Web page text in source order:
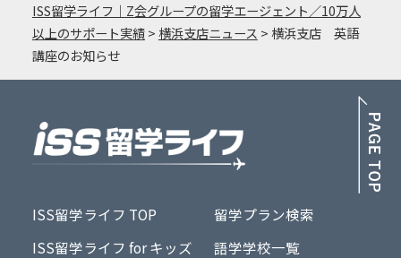
ISS留学ライフ｜Z会グループの留学エージェント／10万人
以上のサポート実績>横浜支店ニュース >横浜支店 英語
講座のお知らせ
ISS留学ライフ TOP
ISS留学ライフ for キッズ
留学プラン検索
語学学校一覧